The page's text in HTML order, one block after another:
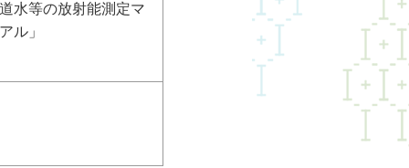
水等の放射能測定マ
ル」